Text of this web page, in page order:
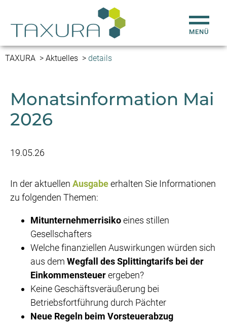
TAXURA Aktuelles details
Monatsinformation Mai
2026
19.05.26
In der aktuellen Ausgabeerhalten Sie Informationen
zu folgenden Themen:
Mitunternehmerrisikoeines stillen
Gesellschafters
Welche finanziellen Auswirkungen würden sich
aus dem Wegfall des Splittingtarifs bei der
Einkommensteuerergeben?
Keine Geschäftsveräußerung bei
Betriebsfortführung durch Pächter
Neue Regeln beim Vorsteuerabzug